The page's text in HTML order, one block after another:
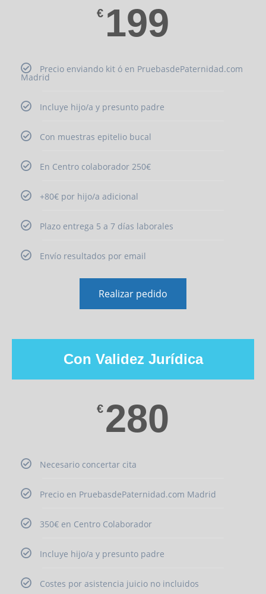
€ 199
Precio enviando kit ó en PruebasdePaternidad.com
Madrid
Incluye hijo/a y presunto padre
Con muestras epitelio bucal
En Centro colaborador 250€
+80€ por hijo/a adicional
Plazo entrega 5 a 7 días laborales
Envío resultados por email
Realizar pedido
Con Validez Jurídica
€ 280
Necesario concertar cita
Precio en PruebasdePaternidad.com Madrid
350€ en Centro Colaborador
Incluye hijo/a y presunto padre
Costes por asistencia juicio no incluidos